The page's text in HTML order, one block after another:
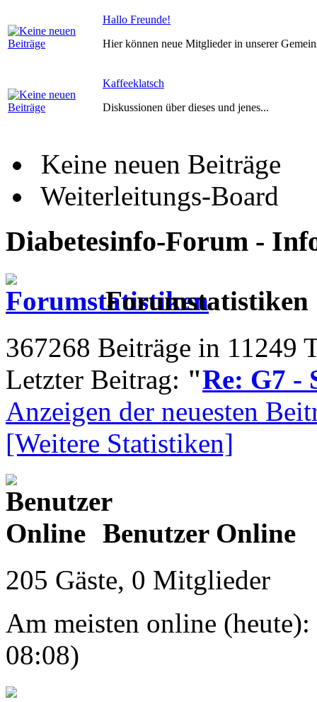
Hallo Freunde!
Hier können neue Mitglieder in unserer
Kaffeeklatsch
Diskussionen über dieses und jenes...
Keine neuen Beiträge
Weiterleitungs-Board
Diabetesinfo-Forum -
Forumstatistiken
367268 Beiträge in 11249
Letzter Beitrag: "Re: G7 -
Anzeigen der neuesten
[Weitere Statistiken]
Benutzer Online
205 Gäste, 0 Mitglieder
Am meisten online (heute):
08:08)